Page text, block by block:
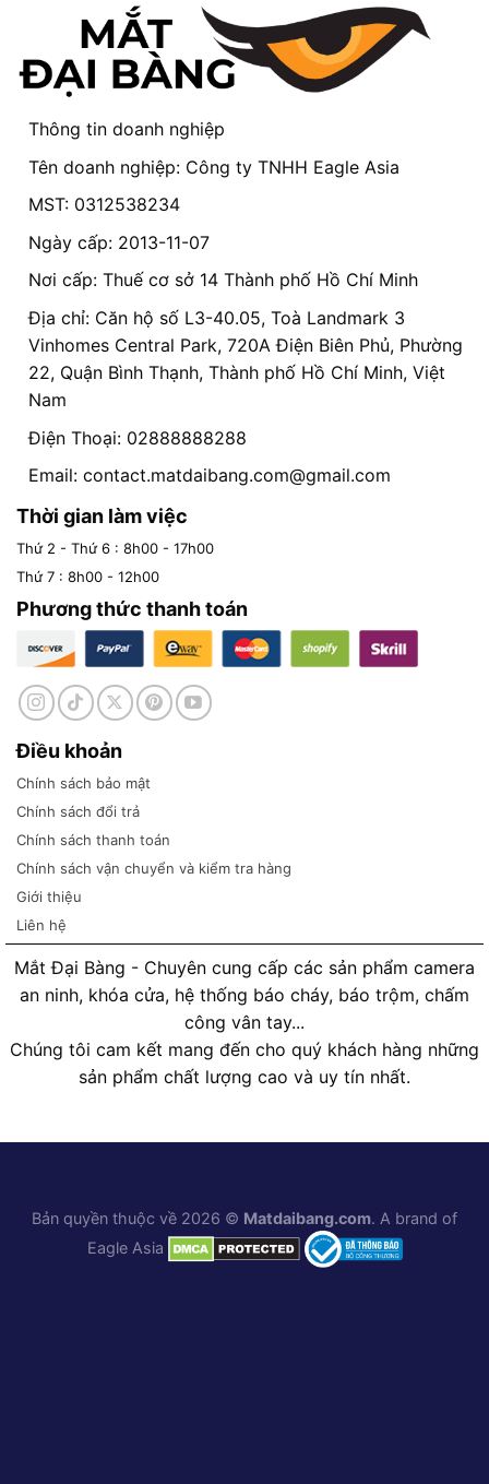
Thông tin doanh nghiệp
Tên doanh nghiệp: Công ty TNHH Eagle Asia
MST: 0312538234
Ngày cấp: 2013-11-07
Nơi cấp: Thuế cơ sở 14 Thành phố Hồ Chí Minh
Địa chỉ: Căn hộ số L3-40.05, Toà Landmark 3
Vinhomes Central Park, 720A Điện Biên Phủ, Phường
22, Quận Bình Thạnh, Thành phố Hồ Chí Minh, Việt
Nam
Điện Thoại: 02888888288
Email: contact.matdaibang.com@gmail.com
Thời gian làm việc
Thứ 2 - Thứ 6 : 8h00 - 17h00
Thứ 7 : 8h00 - 12h00
Phương thức thanh toán
Điều khoản
Chính sách bảo mật
Chính sách đổi trả
Chính sách thanh toán
Chính sách vận chuyển và kiểm tra hàng
Giới thiệu
Liên hệ
Mắt Đại Bàng - Chuyên cung cấp các sản phẩm camera
an ninh, khóa cửa, hệ thống báo cháy, báo trộm, chấm
công vân tay...
Chúng tôi cam kết mang đến cho quý khách hàng những
sản phẩm chất lượng cao và uy tín nhất.
Bản quyền thuộc về 2026 © Matdaibang.com. A brand of
Eagle Asia